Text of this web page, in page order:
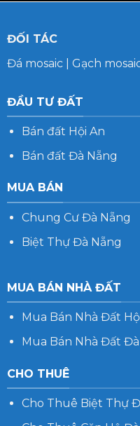
ĐỐI TÁC
Đá mosaic| Gạch
ĐẦU TƯ ĐẤT
Bán đất Hội An
Bán đất Đà Nẵng
MUA BÁN
Chung Cư Đà Nẵng
Biệt Thự Đà Nẵng
MUA BÁN NHÀ ĐẤT
Mua Bán Nhà Đất
Mua Bán Nhà Đất
CHO THUÊ
Cho Thuê Biệt Thự